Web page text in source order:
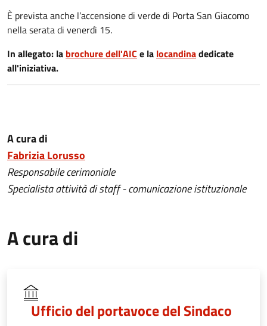
È prevista anche l’accensione di verde di Porta San Giacomo
nella serata di venerdì 15.
In allegato: la brochure dell'AIC e la locandinadedicate
all'iniziativa.
A cura di
Fabrizia Lorusso
Responsabile cerimoniale
Specialista attività di staff - comunicazione istituzionale
A cura di
Ufficio del portavoce del Sindaco